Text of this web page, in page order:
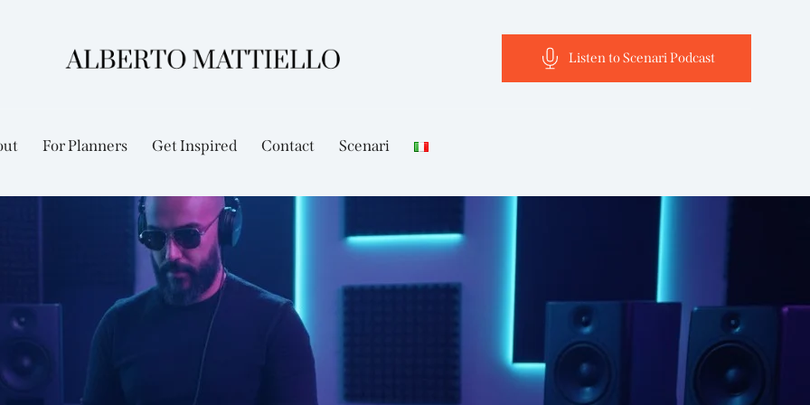
Listen to Scenari Podcast
For Planners Get Inspired Contact Scenari